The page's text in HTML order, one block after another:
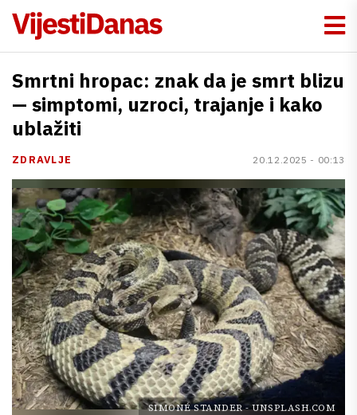
Smrtni hropac: znak da je smrt blizu
— simptomi, uzroci, trajanje i kako
ublažiti
ZDRAVLJE 20.12.2025 - 00:13
SIMONÉ STANDER-UNSPLASH.COM